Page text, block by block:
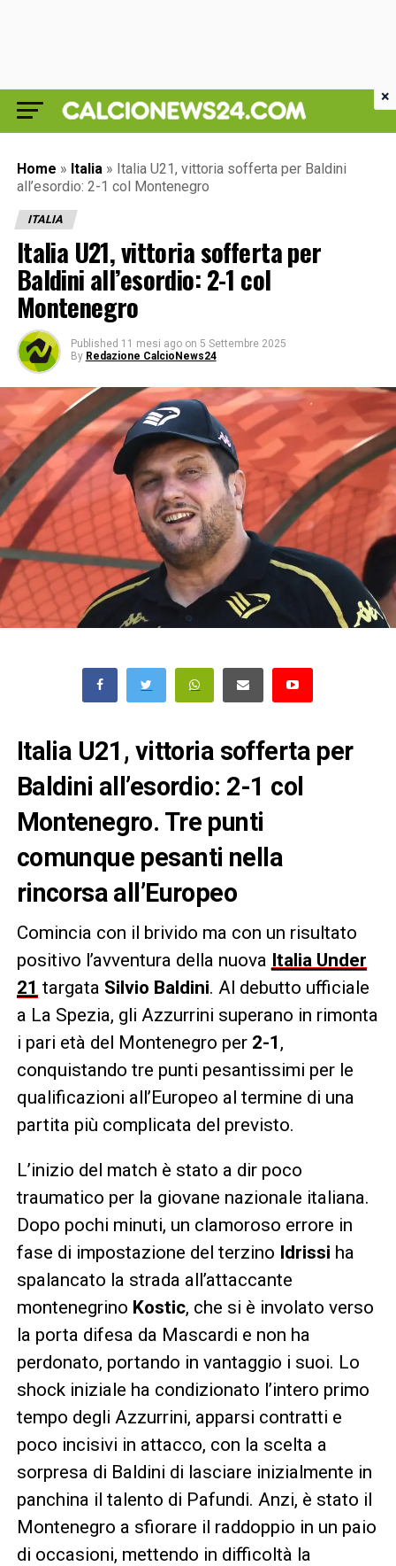
Home » Italia » Italia U21, vittoria sofferta per Baldini
all’esordio: 2-1 col Montenegro
ITALIA
Italia U21, vittoria sofferta per
Baldini all’esordio: 2-1 col
Montenegro
Published 11 mesi ago on 5 Settembre 2025
By Redazione CalcioNews24
Italia U21, vittoria sofferta per
Baldini all’esordio: 2-1 col
Montenegro. Tre punti
comunque pesanti nella
rincorsa all’Europeo
Comincia con il brivido ma con un risultato
positivo l’avventura della nuova Italia Under
21 targata Silvio Baldini. Al debutto ufficiale
a La Spezia, gli Azzurrini superano in rimonta
i pari età del Montenegro per 2-1 ,
conquistando tre punti pesantissimi per le
qualificazioni all’Europeo al termine di una
partita più complicata del previsto.
L’inizio del match è stato a dir poco
traumatico per la giovane nazionale italiana.
Dopo pochi minuti, un clamoroso errore in
fase di impostazione del terzino Idrissi ha
spalancato la strada all’attaccante
montenegrino Kostic, che si è involato verso
la porta difesa da Mascardi e non ha
perdonato, portando in vantaggio i suoi. Lo
shock iniziale ha condizionato l’intero primo
tempo degli Azzurrini, apparsi contratti e
poco incisivi in attacco, con la scelta a
sorpresa di Baldini di lasciare inizialmente in
panchina il talento di Pafundi. Anzi, è stato il
Montenegro a sfiorare il raddoppio in un paio
di occasioni, mettendo in difficoltà la
×